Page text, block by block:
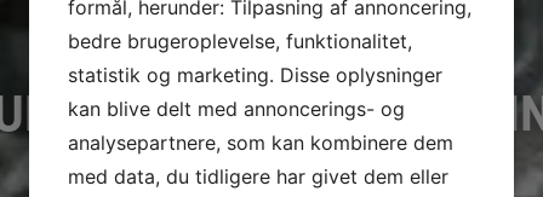
I
formål, herunder: Tilpasning af annoncering,
bedre brugeroplevelse, funktionalitet,
statistik og marketing. Disse oplysninger
kan blive delt med annoncerings- og
analysepartnere, som kan kombinere dem
med data, du tidligere har givet dem eller